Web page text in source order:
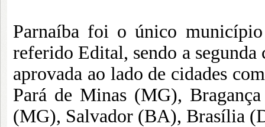
Parnaíba foi o único
referido Edital, sendo a segunda
aprovada ao lado de cidades
Pará de Minas (MG),
(MG), Salvador (BA), Brasília